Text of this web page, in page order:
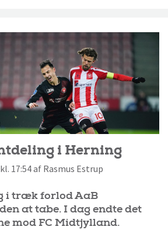
i Herning
17:54 af Rasmus Estrup
i træk forlod AaB
at tabe. I dag endte det
mod FC Midtjylland.